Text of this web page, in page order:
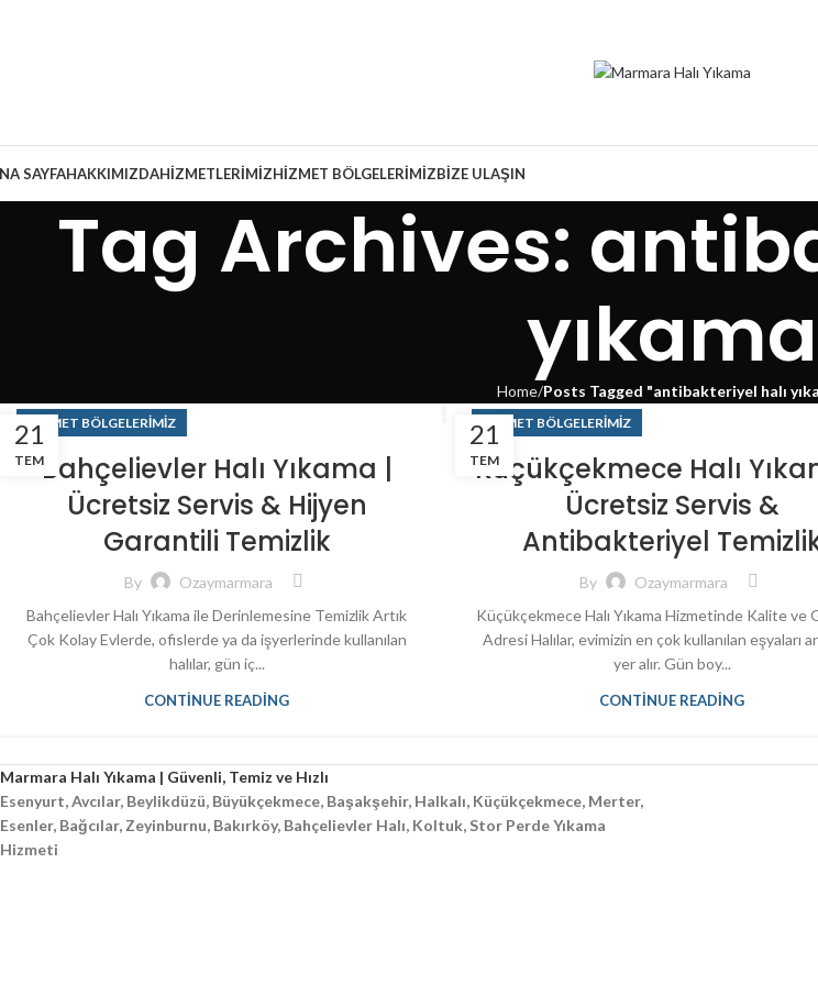
SAYFAHAKKIMIZDAHIZMETLERIMIZHIZMET BÖLGELERIMIZBIZE ULAŞIN
Tag Archives:
yıkama
Home Posts Tagged "antibakteriyel halı
21
TEM
HIZMET BÖLGELERIMIZ
Bahçelievler Halı Yıkama |
Ücretsiz Servis & Hijyen
Garantili Temizlik
By
Ozaymarmara
Bahçelievler Halı Yıkama ile Derinlemesine Temizlik Artık
Çok Kolay Evlerde, ofislerde ya da işyerlerinde kullanılan
halılar, gün iç...
CONTINUE READING
21
TEM
HIZMET BÖLGELERIMIZ
Küçükçekmece Halı
Ücretsiz Servis &
Antibakteriyel
By
Ozaymarmara
Küçükçekmece Halı Yıkama Hizmetinde Kalite ve
Adresi Halılar, evimizin en çok kullanılan eşyaları
yer alır. Gün boy...
CONTINUE READING
Marmara Halı Yıkama | Güvenli, Temiz ve Hızlı
Esenyurt, Avcılar, Beylikdüzü, Büyükçekmece, Başakşehir, Halkalı, Küçükçekmece, Merter,
Esenler, Bağcılar, Zeyinburnu, Bakırköy, Bahçelievler Halı, Koltuk, Stor Perde Yıkama
Hizmeti